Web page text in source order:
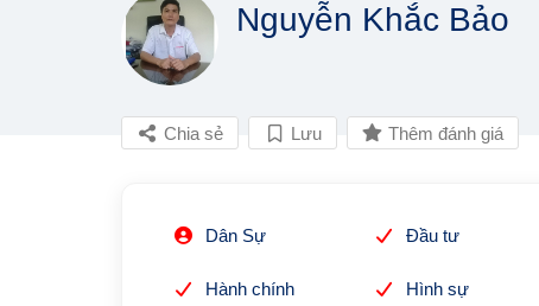
Nguyễn Khắc Bảo
Chia sẻ Lưu Thêm đánh giá
Dân Sự Đầu tư
Hành chính Hình sự